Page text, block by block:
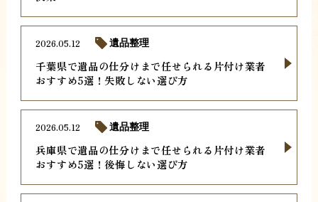
千葉県で遺品の仕分けまで任せられる片付け業者
おすすめ5選！失敗しない選び方
2026.05.12 遺品整理
兵庫県で遺品の仕分けまで任せられる片付け業者
おすすめ5選！後悔しない選び方
2026.05.12 遺品整理